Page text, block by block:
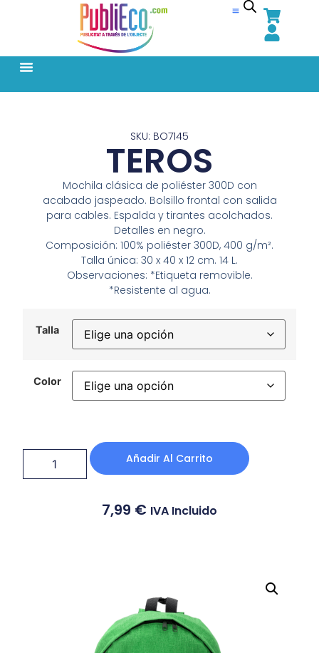
SKU: BO7145
TEROS
Mochila clásica de poliéster 300D con
acabado jaspeado. Bolsillo frontal con salida
para cables. Espalda y tirantes acolchados.
Detalles en negro.
Composición: 100% poliéster 300D, 400 g/m².
Talla única: 30 x 40 x 12 cm. 14 L.
Observaciones: *Etiqueta removible.
*Resistente al agua.
Talla
Color
Añadir Al Carrito
7,99 € IVA Incluido